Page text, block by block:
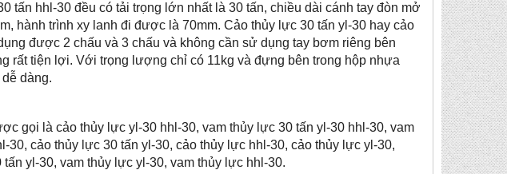
tấn hhl-30 đều có tải trọng lớn nhất là 30 tấn, chiều dài cánh tay đòn mở
hành trình xy lanh đi được là 70mm. Cảo thủy lực 30 tấn yl-30 hay cảo
được 2 chấu và 3 chấu và không cần sử dụng tay bơm riêng bên
rất tiện lợi. Với trọng lượng chỉ có 11kg và đựng bên trong hộp nhựa
dàng.
gọi là cảo thủy lực yl-30 hhl-30, vam thủy lực 30 tấn yl-30 hhl-30, vam
30, cảo thủy lực 30 tấn yl-30, cảo thủy lực hhl-30, cảo thủy lực yl-30,
yl-30, vam thủy lực yl-30, vam thủy lực hhl-30.